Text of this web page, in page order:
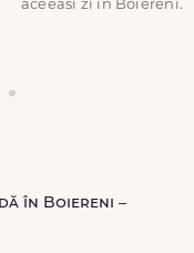
aceeasi zi in Boiereni.
în Boiereni –